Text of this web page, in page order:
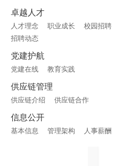
卓越人才
人才理念 职业成长 校园招聘
招聘动态
党建护航
党建在线 教育实践
供应链管理
供应链介绍 供应链合作
信息公开
基本信息 管理架构 人事薪酬